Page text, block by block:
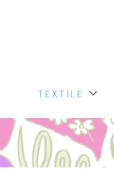
TEXTILE